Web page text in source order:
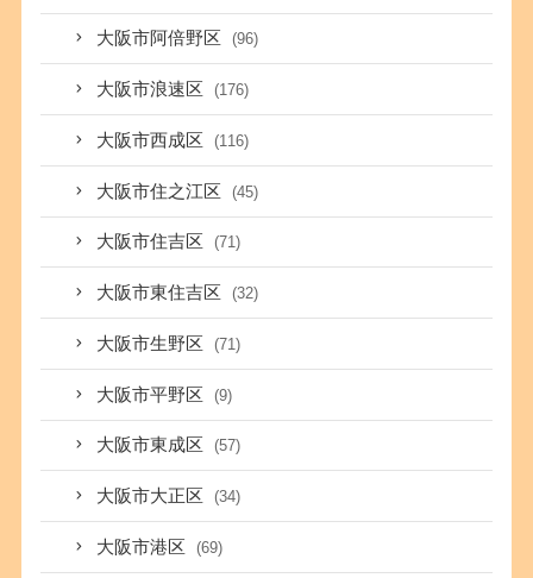
大阪市阿倍野区 (96)
大阪市浪速区 (176)
大阪市西成区 (116)
大阪市住之江区 (45)
大阪市住吉区 (71)
大阪市東住吉区 (32)
大阪市生野区 (71)
大阪市平野区 (9)
大阪市東成区 (57)
大阪市大正区 (34)
大阪市港区 (69)